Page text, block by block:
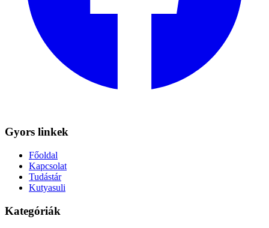
Gyors linkek
Főoldal
Kapcsolat
Tudástár
Kutyasuli
Kategóriák